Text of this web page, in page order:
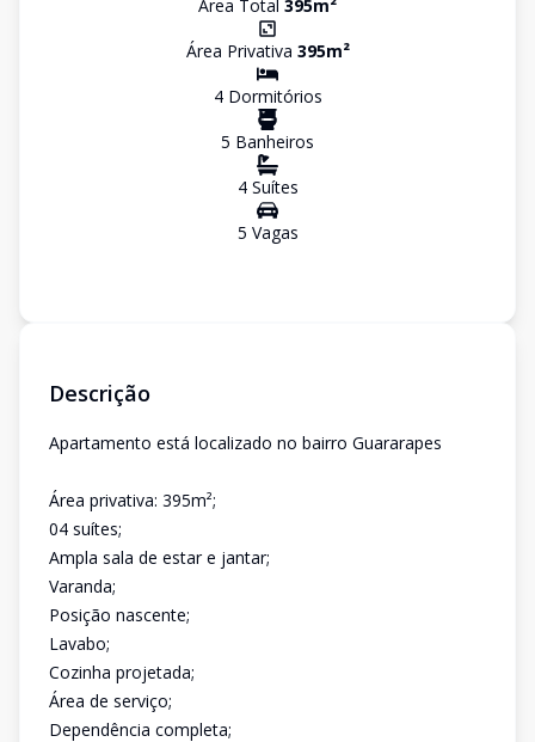
Área Total 395m²
Área Privativa 395m²
4Dormitórios
5 Banheiros
4Suítes
5 Vagas
Descrição
Apartamento está localizado no bairro Guararapes
Área privativa: 395m²;
04 suítes;
Ampla sala de estar e jantar;
Varanda;
Posição nascente;
Lavabo;
Cozinha projetada;
Área de serviço;
Dependência completa;